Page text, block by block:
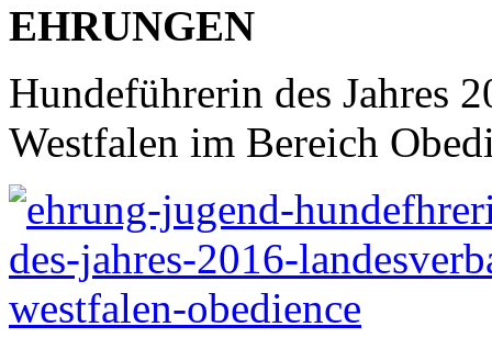
EHRUNGEN
Hundeführerin des Jahres
Westfalen im Bereich